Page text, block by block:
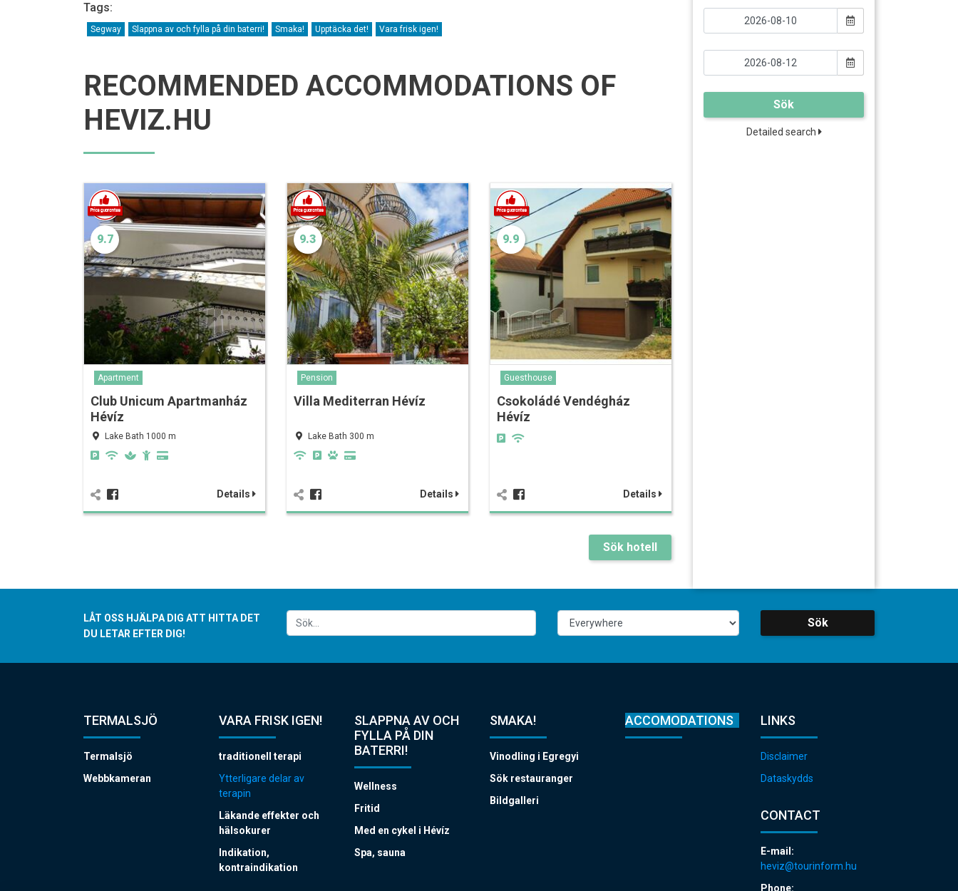
Tags:
Segway Slappna av och fylla på din baterri! Smaka! Upptäcka det! Vara frisk igen!
RECOMMENDED ACCOMMODATIONS OF
HEVIZ.HU
9.7
Apartment
Club Unicum Apartmanház
Hévíz
Lake Bath 1000 m
Details
9.3
Pension
Villa Mediterran Hévíz
Lake Bath 300 m
Details
9.9
Guesthouse
Csokoládé Vendégház
Hévíz
Details
Sök hotell
Sök
Detailed search
LÅT OSS HJÄLPA DIG ATT HITTA DET
DU LETAR EFTER DIG!
Sök
TERMALSJÖ
Termalsjö
Webbkameran
VARA FRISK IGEN!
traditionell terapi
Ytterligare delar av
terapin
Läkande effekter och
hälsokurer
Indikation,
kontraindikation
SLAPPNA AV OCH
FYLLA PÅ DIN
BATERRI!
Wellness
Fritid
Med en cykel i Hévíz
Spa, sauna
SMAKA!
Vinodling i Egregyi
Sök restauranger
Bildgalleri
ACCOMODATIONS LINKS
Disclaimer
Dataskydds
CONTACT
E-mail:
heviz@tourinform.hu
Phone: